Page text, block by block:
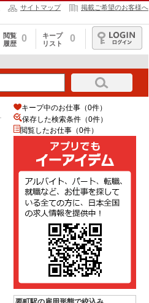
サイトマップ 掲載ご希望のお客様へ
閲覧
履歴
0
キープ
リスト
0
ログイン
キープ中のお仕事（0件）
保存した検索条件（0件）
閲覧したお仕事（0件）